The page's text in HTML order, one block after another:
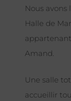
Nous avons
Halle de
Amand.
Une salle
accueillir